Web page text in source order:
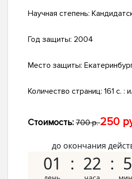
Научная степень:
Год защиты: 2004
Место защиты:
Количество страниц: 161 с. :
Стоимость: 700 р.250
до окончания
01 22